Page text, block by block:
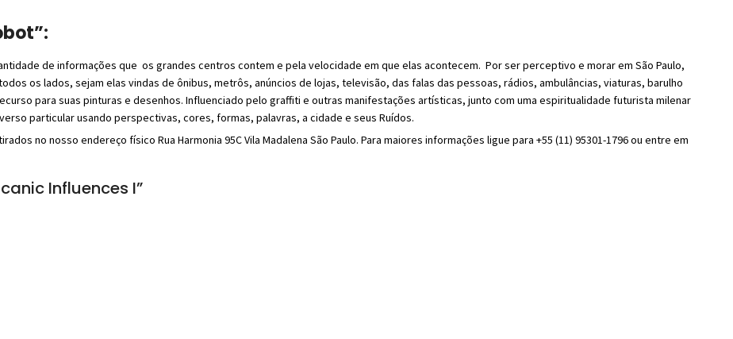
de informações que os grandes centros contem e pela velocidade em que elas acontecem. Por ser perceptivo e morar em São Paulo,
os lados, sejam elas vindas de ônibus, metrôs, anúncios de lojas, televisão, das falas das pessoas, rádios, ambulâncias, viaturas, barulho
para suas pinturas e desenhos. Influenciado pelo graffiti e outras manifestações artísticas, junto com uma espiritualidade futurista milenar
particular usando perspectivas, cores, formas, palavras, a cidade e seus Ruídos.
no nosso endereço físico Rua Harmonia 95C Vila Madalena São Paulo. Para maiores informações ligue para +55 (11) 95301-1796 ou entre em
Influences I”